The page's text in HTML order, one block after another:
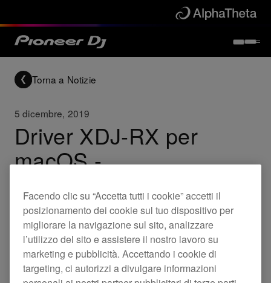
Torna a Notizie
5 dicembre, 2019
Driver XDJ-RX per
macOS -
1.1.0
Updates XDJ-RX
Facendo clic su “Accetta tutti i cookie” accetti il
posizionamento dei cookie sul tuo dispositivo per
migliorare la navigazione sul sito, analizzare
l’utilizzo del sito e assistere il nostro lavoro su
marketing e pubblicità. Accettando i cookie di
targeting, ci autorizzi a divulgare informazioni